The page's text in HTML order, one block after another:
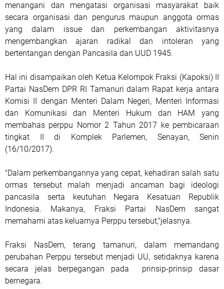
menangani dan mengatasi organisasi masyarakat baik
secara organisasi dan pengurus maupun anggota ormas
yang dalam issue dan perkembangan aktivitasnya
mengembangkan ajaran radikal dan intoleran yang
bertentangan dengan Pancasila dan UUD 1945.
Hal ini disampaikan oleh Ketua Kelompok Fraksi (Kapoksi) II
Partai NasDem DPR RI Tamanuri dalam Rapat kerja antara
Komisi II dengan Menteri Dalam Negeri, Menteri Informasi
dan Komunikasi dan Menteri Hukum dan HAM yang
membahas perppu Nomor 2 Tahun 2017 ke pembicaraan
tingkat II di Komplek Parlemen, Senayan, Senin
(16/10/2017).
"Dalam perkembangannya yang cepat, kehadiran salah satu
ormas tersebut malah menjadi ancaman bagi ideologi
pancasila serta keutuhan Negara Kesatuan Republik
Indonesia. Makanya, Fraksi Partai NasDem sangat
memahami atas keluarnya Perppu tersebut,"jelasnya.
Fraksi NasDem, terang tamanuri, dalam memandang
perubahan Perppu tersebut menjadi UU, setidaknya karena
secara jelas berpegangan pada prinsip-prinsip dasar
bernegara.